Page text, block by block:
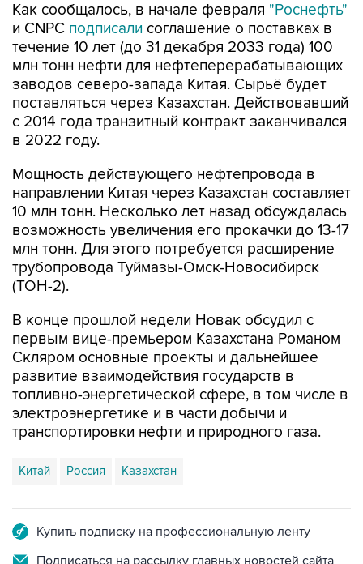
Как сообщалось, в начале февраля "Роснефть"
и CNPC подписали соглашение о поставках в
течение 10 лет (до 31 декабря 2033 года) 100
млн тонн нефти для нефтеперерабатывающих
заводов северо-запада Китая. Сырьё будет
поставляться через Казахстан. Действовавший
с 2014 года транзитный контракт заканчивался
в 2022 году.
Мощность действующего нефтепровода в
направлении Китая через Казахстан составляет
10 млн тонн. Несколько лет назад обсуждалась
возможность увеличения его прокачки до 13-17
млн тонн. Для этого потребуется расширение
трубопровода Туймазы-Омск-Новосибирск
(ТОН-2).
В конце прошлой недели Новак обсудил с
первым вице-премьером Казахстана Романом
Скляром основные проекты и дальнейшее
развитие взаимодействия государств в
топливно-энергетической сфере, в том числе в
электроэнергетике и в части добычи и
транспортировки нефти и природного газа.
Китай Россия Казахстан
Купить подписку на профессиональную ленту
Подписаться на рассылку главных новостей сайта